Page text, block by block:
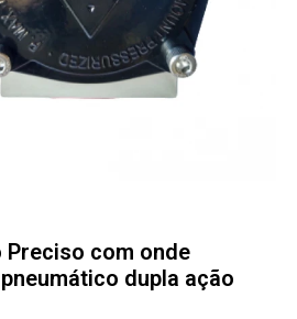
Preciso com onde
dupla ação